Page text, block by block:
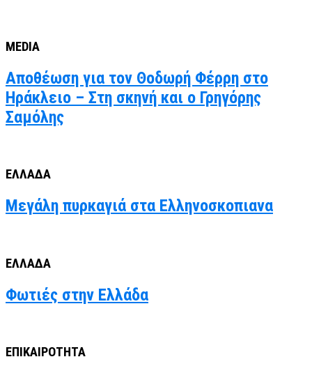
MEDIA
Αποθέωση για τον Θοδωρή Φέρρη στο
Ηράκλειο – Στη σκηνή και ο Γρηγόρης
Σαμόλης
ΕΛΛΑΔΑ
Μεγάλη πυρκαγιά στα Ελληνοσκοπιανα
ΕΛΛΑΔΑ
Φωτιές στην Ελλάδα
ΕΠΙΚΑΙΡΟΤΗΤΑ